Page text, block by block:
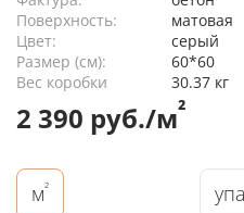
Поверхность:
матовая
Цвет:
серый
Размер (см):
60*60
Вес коробки
30.37 кг
2 390 руб./м²
м²